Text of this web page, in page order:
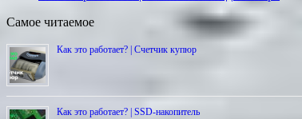
Самое читаемое
Как это работает? | Счетчик купюр
Как это работает? | SSD-накопитель